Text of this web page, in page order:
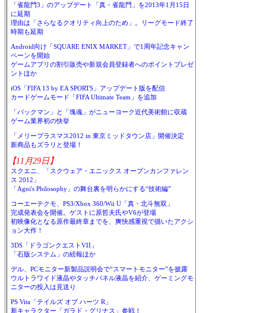
「雀龍門3」のアップデート「真・雀龍門」を2013年1月15日
に延期
理由は「さらなるクオリティ向上のため」。リーグモード終了
時期も延期
Android向け「SQUARE ENIX MARKET」で1周年記念キャン
ペーンを開始
ゲームアプリの割引販売や新規会員登録者へのポイントプレゼ
ントほか
iOS「FIFA 13 by EA SPORTS」アップデート版を配信
カードゲームモード「FIFA Ultimate Team」を追加
「パックマン」と「塊魂」がニューヨーク近代美術館に収蔵
ゲーム業界初の快挙
「メリープラスマス2012 in 東京ミッドタウン店」開催決定
新商品もズラリと登場！
【11月29日】
スクエニ、「スクウェア・エニックス オープンカンファレン
ス 2012」
「Agni's Philosophy」の舞台裏を明らかにする“技術編”
コーエーテクモ、PS3/Xbox 360/Wii U「真・北斗無双」
完成発表会を開催。ゲストに原哲夫氏やV6が登場
初映像化となる原作最終章までを、爽快感重視で描いたアクシ
ョン大作！
3DS「ドラゴンクエストVII」
「石版システム」の続報ほか
デル、PCモニター新製品説明会で“スマートモニター”を披露
ウルトラワイド液晶やタッチパネル液晶を紹介、ゲーミングモ
ニターの投入は見送り
PS Vita「テイルズ オブ ハーツ R」
新キャラクター「ガラド・グリナス」参戦！